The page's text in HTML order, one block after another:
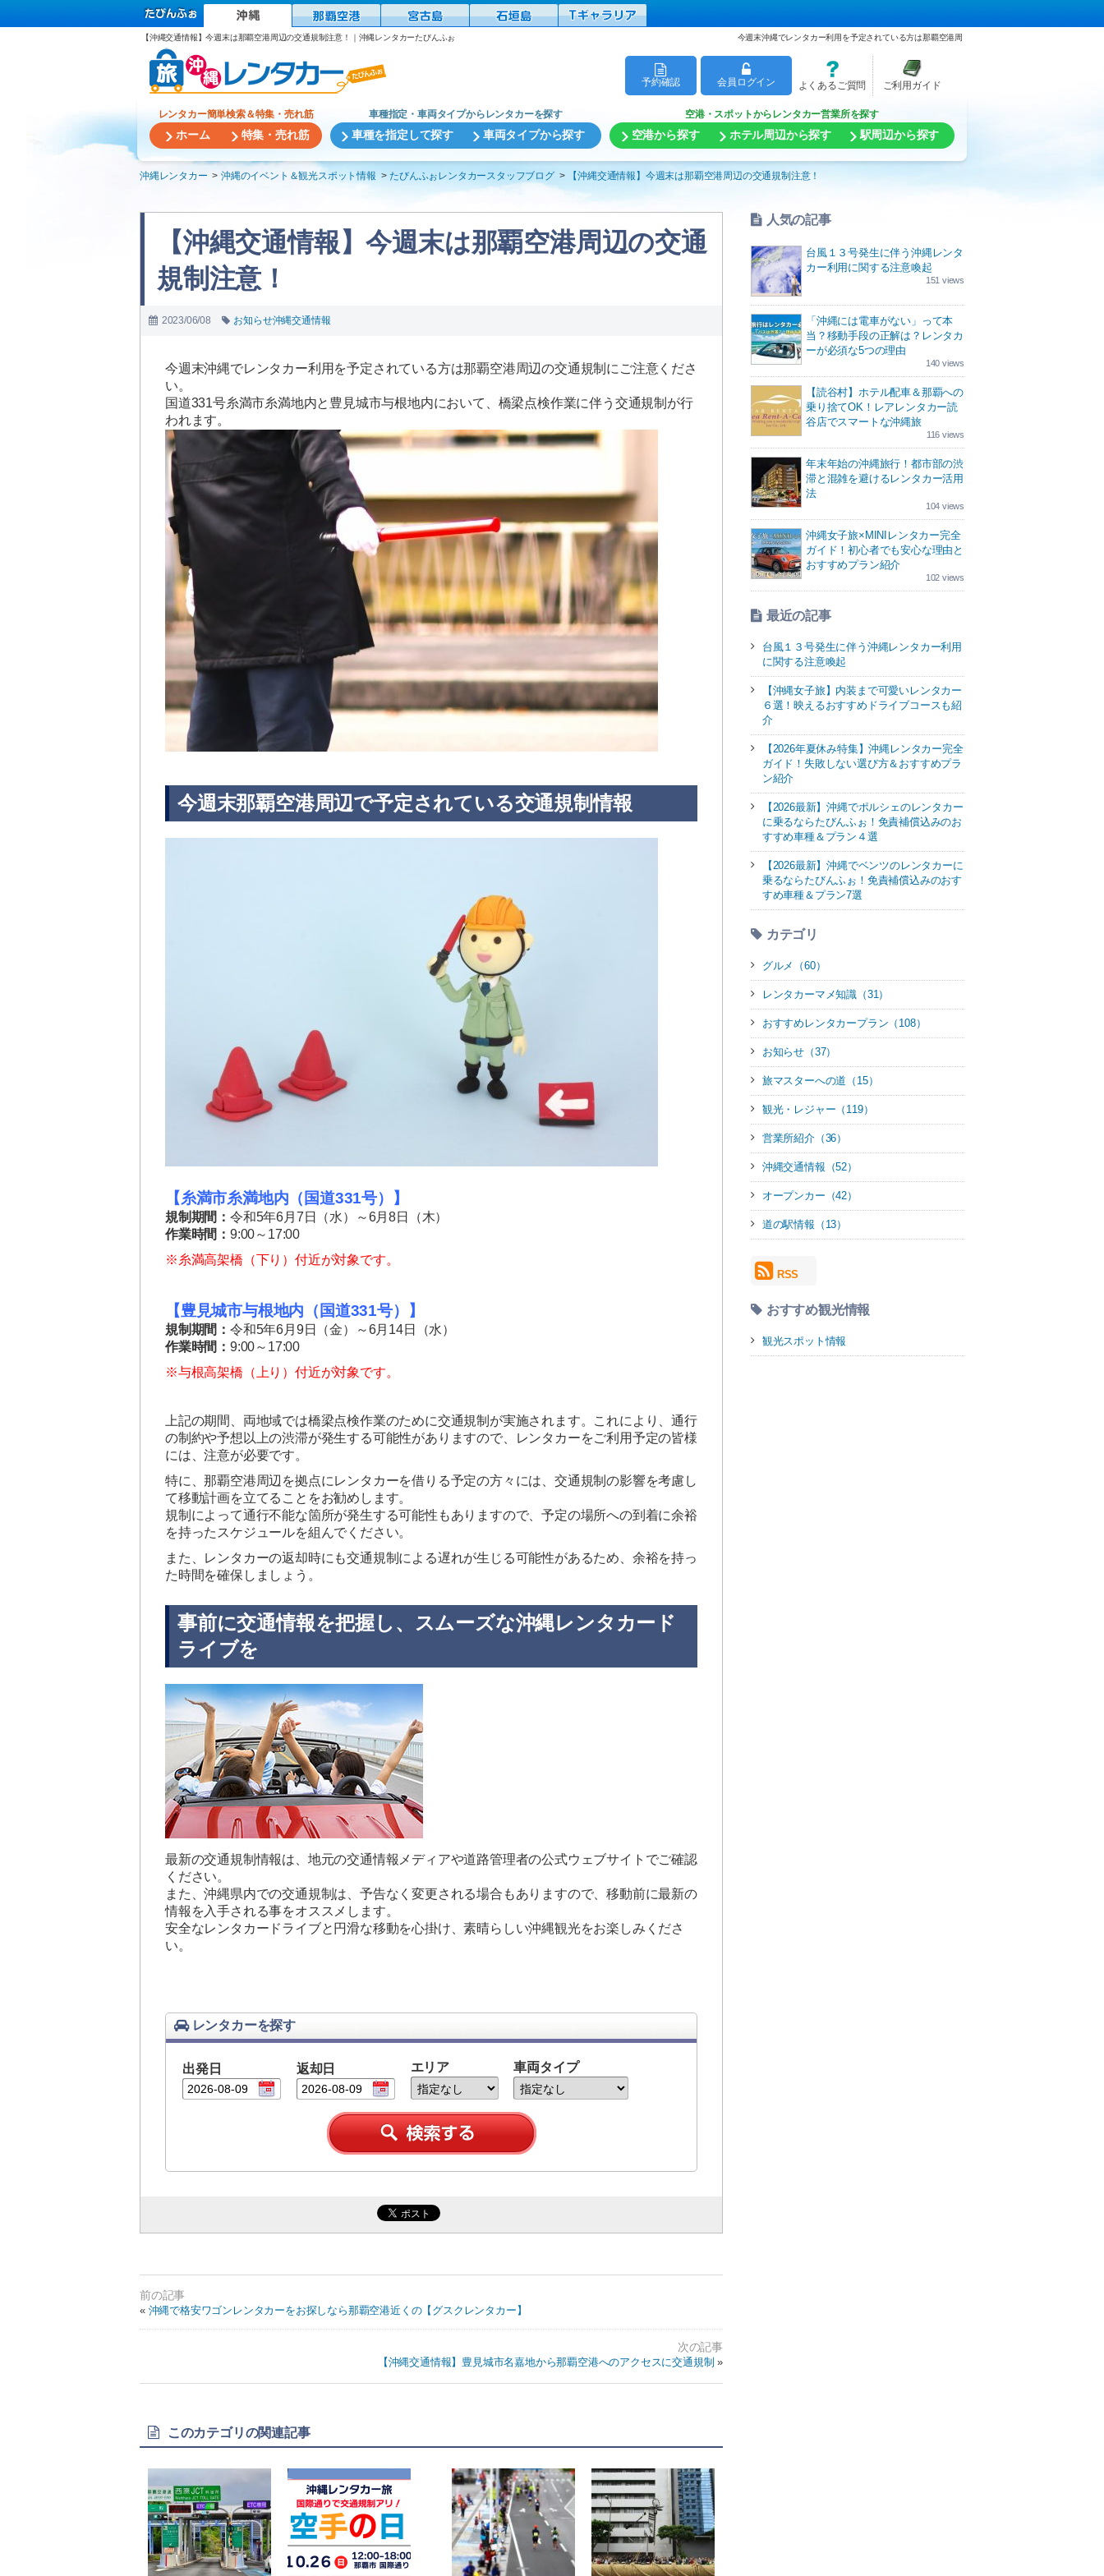
【沖縄交通情報】今週末は那覇空港周辺の交通規制注意！｜沖縄レンタカーたびんふぉ 今週末沖縄でレンタカー利用を予定されている方は那覇空港周
よくあるご質問 ご利用ガイド
会員ログイン
予約確認
レンタカー簡単検索＆特集・売れ筋
ホーム 特集・売れ筋
車種指定・車両タイプからレンタカーを探す
車種を指定して探す 車両タイプから探す
空港・スポットからレンタカー営業所を探す
空港から探す ホテル周辺から探す 駅周辺から探す
沖縄レンタカー 沖縄のイベント＆観光スポット情報 たびんふぉレンタカースタッフブログ 【沖縄交通情報】今週末は那覇空港周辺の交通規制注意！
【沖縄交通情報】今週末は那覇空港周辺の交通
規制注意！
2023/06/08 お知らせ沖縄交通情報
今週末沖縄でレンタカー利用を予定されている方は那覇空港周辺の交通規制にご注意くださ
い。
国道331号糸満市糸満地内と豊見城市与根地内において、橋梁点検作業に伴う交通規制が行
われます。
今週末那覇空港周辺で予定されている交通規制情報
【糸満市糸満地内（国道331号）】
規制期間： 令和5年6月7日（水）～6月8日（木）
作業時間： 9:00～17:00
※糸満高架橋（下り）付近が対象です。
【豊見城市与根地内（国道331号）】
規制期間： 令和5年6月9日（金）～6月14日（水）
作業時間： 9:00～17:00
※与根高架橋（上り）付近が対象です。
上記の期間、両地域では橋梁点検作業のために交通規制が実施されます。これにより、通行
の制約や予想以上の渋滞が発生する可能性がありますので、レンタカーをご利用予定の皆様
には、注意が必要です。
特に、那覇空港周辺を拠点にレンタカーを借りる予定の方々には、交通規制の影響を考慮し
て移動計画を立てることをお勧めします。
規制によって通行不能な箇所が発生する可能性もありますので、予定の場所への到着に余裕
を持ったスケジュールを組んでください。
また、レンタカーの返却時にも交通規制による遅れが生じる可能性があるため、余裕を持っ
た時間を確保しましょう。
事前に交通情報を把握し、スムーズな沖縄レンタカード
ライブを
最新の交通規制情報は、地元の交通情報メディアや道路管理者の公式ウェブサイトでご確認
ください。
また、沖縄県内での交通規制は、予告なく変更される場合もありますので、移動前に最新の
情報を入手される事をオススメします。
安全なレンタカードライブと円滑な移動を心掛け、素晴らしい沖縄観光をお楽しみくださ
い。
レンタカーを探す
出発日 返却日 エリア 車両タイプ
« 沖縄で格安ワゴンレンタカーをお探しなら那覇空港近くの【グスクレンタカー】
【沖縄交通情報】豊見城市名嘉地から那覇空港へのアクセスに交通規制 »
このカテゴリの関連記事
人気の記事
台風１３号発生に伴う沖縄レンタ
カー利用に関する注意喚起
151 views
「沖縄には電車がない」って本
当？移動手段の正解は？レンタカ
ーが必須な5つの理由
140 views
【読谷村】ホテル配車＆那覇への
乗り捨てOK！レアレンタカー読
谷店でスマートな沖縄旅
116 views
年末年始の沖縄旅行！都市部の渋
滞と混雑を避けるレンタカー活用
法
104 views
沖縄女子旅×MINIレンタカー完全
ガイド！初心者でも安心な理由と
おすすめプラン紹介
102 views
最近の記事
台風１３号発生に伴う沖縄レンタカー利用
に関する注意喚起
【沖縄女子旅】内装まで可愛いレンタカー
６選！映えるおすすめドライブコースも紹
介
【2026年夏休み特集】沖縄レンタカー完全
ガイド！失敗しない選び方＆おすすめプラ
ン紹介
【2026最新】沖縄でポルシェのレンタカー
に乗るならたびんふぉ！免責補償込みのお
すすめ車種＆プラン４選
【2026最新】沖縄でベンツのレンタカーに
乗るならたびんふぉ！免責補償込みのおす
すめ車種＆プラン7選
カテゴリ
グルメ（60）
レンタカーマメ知識（31）
おすすめレンタカープラン（108）
お知らせ（37）
旅マスターへの道（15）
観光・レジャー（119）
営業所紹介（36）
沖縄交通情報（52）
オープンカー（42）
道の駅情報（13）
RSS
おすすめ観光情報
観光スポット情報